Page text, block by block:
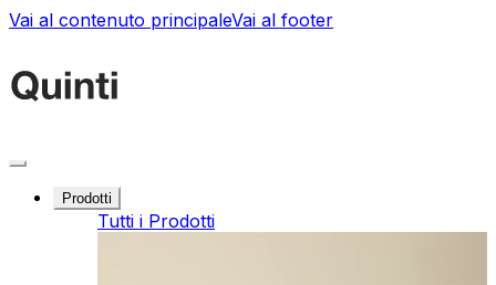
Vai al contenuto principaleVai al footer
Prodotti
Tutti i Prodotti